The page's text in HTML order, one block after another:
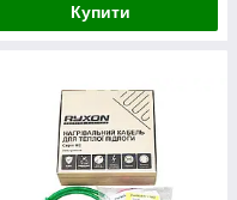
Купити